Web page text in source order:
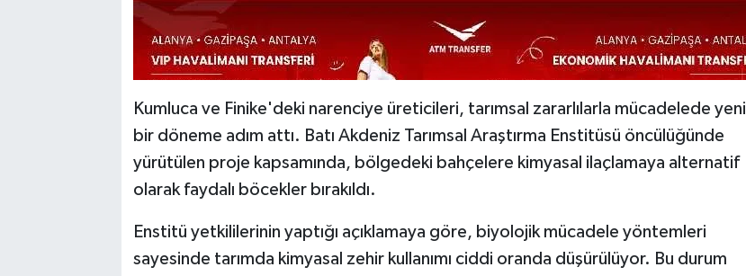
Kumluca ve Finike'deki narenciye üreticileri, tarımsal zararlılarla mücadelede yeni
bir döneme adım attı. Batı Akdeniz Tarımsal Araştırma Enstitüsü öncülüğünde
yürütülen proje kapsamında, bölgedeki bahçelere kimyasal ilaçlamaya alternatif
olarak faydalı böcekler bırakıldı.
Enstitü yetkililerinin yaptığı açıklamaya göre, biyolojik mücadele yöntemleri
sayesinde tarımda kimyasal zehir kullanımı ciddi oranda düşürülüyor. Bu durum